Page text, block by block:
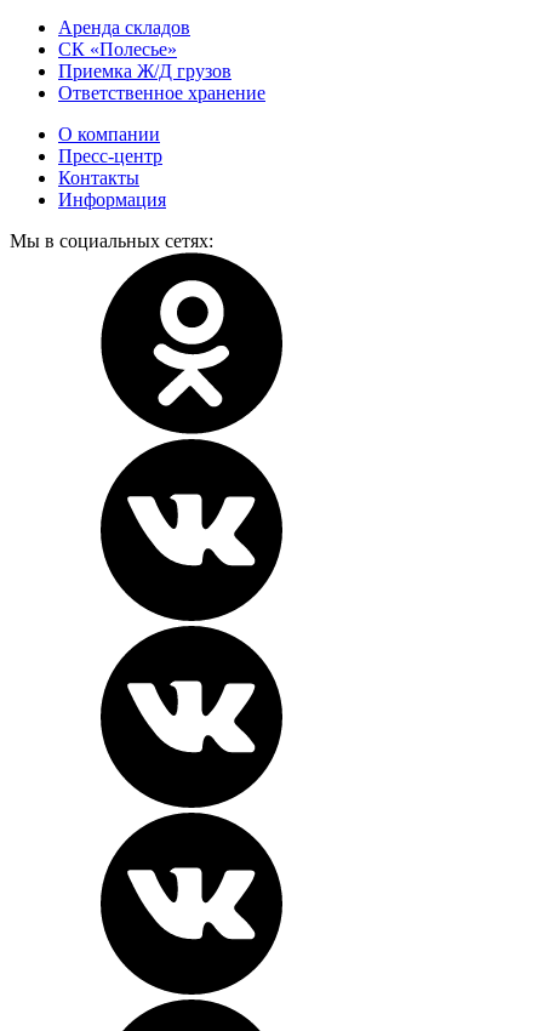
Аренда складов
СК «Полесье»
Приемка Ж/Д грузов
Ответственное хранение
О компании
Пресс-центр
Контакты
Информация
Мы в социальных сетях: